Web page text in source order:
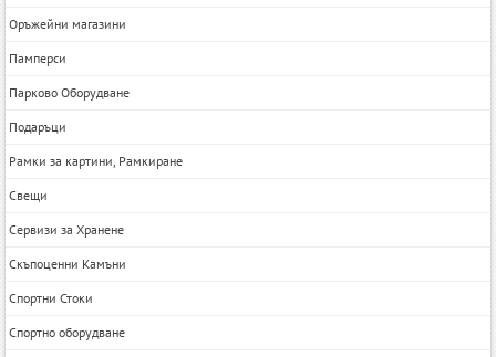
Оръжейни магазини
Памперси
Парково Оборудване
Подаръци
Рамки за картини, Рамкиране
Свещи
Сервизи за Хранене
Скъпоценни Камъни
Спортни Стоки
Спортно оборудване